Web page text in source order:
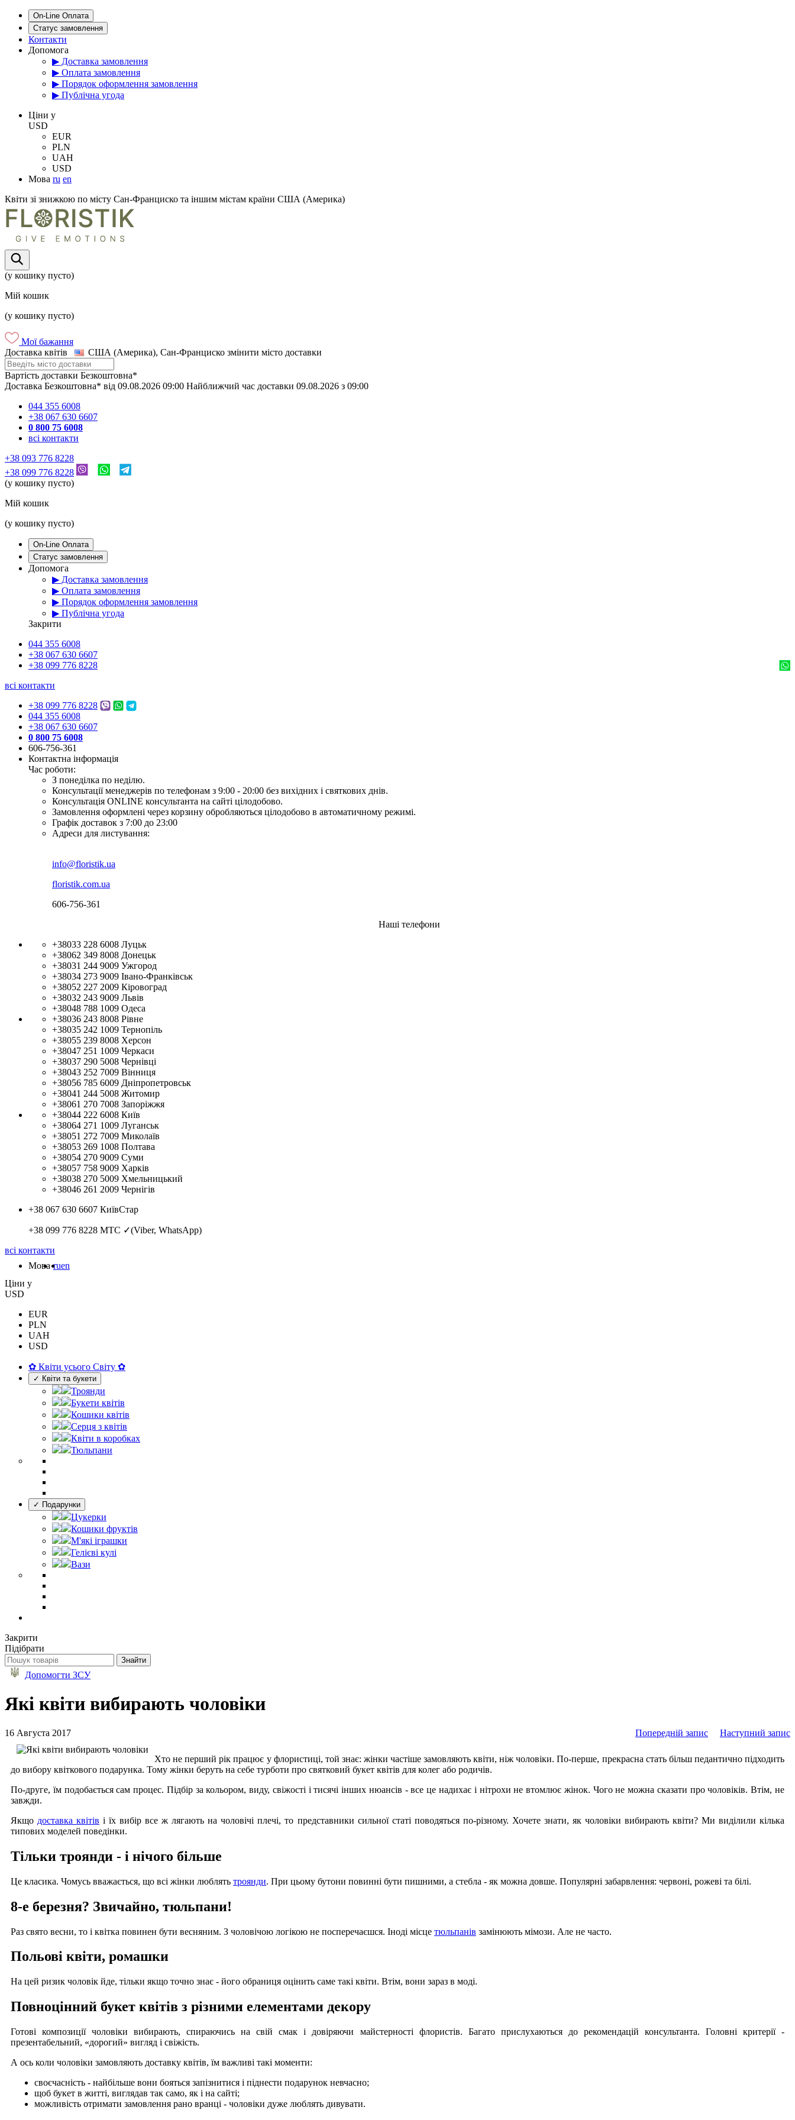
On-Line Оплата
Статус замовлення
Контакти
Допомога
▶ Доставка замовлення
▶ Оплата замовлення
▶ Порядок оформлення замовлення
▶ Публічна угода
Цiни у
USD
EUR
PLN
UAH
USD
Мова ru en
Квіти зі знижкою по місту Сан-Франциско та іншим містам країни США (Америка)
(у кошику пусто)
Мій кошик
(у кошику пусто)
Мої бажання
Доставка квітів
США (Америка), Сан-Франциско змінити місто доставки
Вартість доставки Безкоштовна*
Доставка Безкоштовна* від 09.08.2026 09:00 Найближчий час доставки 09.08.2026 з 09:00
044 355 6008
+38 067 630 6607
0 800 75 6008
всі контакти
+38 093 776 8228
+38 099 776 8228
(у кошику пусто)
Мій кошик
(у кошику пусто)
On-Line Оплата
Статус замовлення
Допомога
▶ Доставка замовлення
▶ Оплата замовлення
▶ Порядок оформлення замовлення
▶ Публічна угода
Закрити
044 355 6008
+38 067 630 6607
+38 099 776 8228
всі контакти
+38 099 776 8228
044 355 6008
+38 067 630 6607
0 800 75 6008
606-756-361
Контактна інформація
Час роботи:
З понеділка по неділю.
Консультації менеджерів по телефонам з 9:00 - 20:00 без вихідних і святкових днів.
Консультація ONLINE консультанта на сайті цілодобово.
Замовлення оформлені через корзину обробляються цілодобово в автоматичному режимі.
Графік доставок з 7:00 до 23:00
Адреси для листування:
info@floristik.ua
floristik.com.ua
606-756-361
Наші телефони
+38033 228 6008 Луцьк
+38062 349 8008 Донецьк
+38031 244 9009 Ужгород
+38034 273 9009 Івано-Франківськ
+38052 227 2009 Кіровоград
+38032 243 9009 Львів
+38048 788 1009 Одеса
+38036 243 8008 Рівне
+38035 242 1009 Тернопіль
+38055 239 8008 Херсон
+38047 251 1009 Черкаси
+38037 290 5008 Чернівці
+38043 252 7009 Вінниця
+38056 785 6009 Дніпропетровськ
+38041 244 5008 Житомир
+38061 270 7008 Запоріжжя
+38044 222 6008 Київ
+38064 271 1009 Луганськ
+38051 272 7009 Миколаїв
+38053 269 1008 Полтава
+38054 270 9009 Суми
+38057 758 9009 Харків
+38038 270 5009 Хмельницький
+38046 261 2009 Чернігів
+38 067 630 6607 КиївСтар
+38 099 776 8228 МТС ✓(Viber, WhatsApp)
всі контакти
Мова ruen
Цiни у
USD
EUR
PLN
UAH
USD
✿ Квіти усього Світу ✿
✓ Квіти та букети
Троянди
Букети квітів
Кошики квітів
Серця з квітів
Квіти в коробках
Тюльпани
✓ Подарунки
Цукерки
Кошики фруктів
М'які іграшки
Гелієві кулі
Вази
Закрити
Підібрати
Допомогти ЗСУ
Які квіти вибирають чоловіки
Попередній запис Наступний запис
16 Августа 2017
Хто не перший рік працює у флористиці, той знає: жінки частіше замовляють квіти, ніж чоловіки. По-перше, прекрасна стать більш педантично підходить
до вибору квіткового подарунка. Тому жінки беруть на себе турботи про святковий букет квітів для колег або родичів.
По-друге, їм подобається сам процес. Підбір за кольором, виду, свіжості і тисячі інших нюансів - все це надихає і нітрохи не втомлює жінок. Чого не можна сказати про чоловіків. Втім, не
завжди.
Якщо доставка квітів і їх вибір все ж лягають на чоловічі плечі, то представники сильної статі поводяться по-різному. Хочете знати, як чоловіки вибирають квіти? Ми виділили кілька
типових моделей поведінки.
Тільки троянди - і нічого більше
Це класика. Чомусь вважається, що всі жінки люблять троянди. При цьому бутони повинні бути пишними, а стебла - як можна довше. Популярні забарвлення: червоні, рожеві та білі.
8-е березня? Звичайно, тюльпани!
Раз свято весни, то і квітка повинен бути весняним. З чоловічою логікою не посперечаєшся. Іноді місце тюльпанів замінюють мімози. Але не часто.
Польові квіти, ромашки
На цей ризик чоловік йде, тільки якщо точно знає - його обраниця оцінить саме такі квіти. Втім, вони зараз в моді.
Повноцінний букет квітів з різними елементами декору
Готові композиції чоловіки вибирають, спираючись на свій смак і довіряючи майстерності флористів. Багато прислухаються до рекомендацій консультанта. Головні критерії -
презентабельний, «дорогий» вигляд і свіжість.
А ось коли чоловіки замовляють доставку квітів, їм важливі такі моменти:
своєчасність - найбільше вони бояться запізнитися і піднести подарунок невчасно;
щоб букет в житті, виглядав так само, як і на сайті;
можливість отримати замовлення рано вранці - чоловіки дуже люблять дивувати.